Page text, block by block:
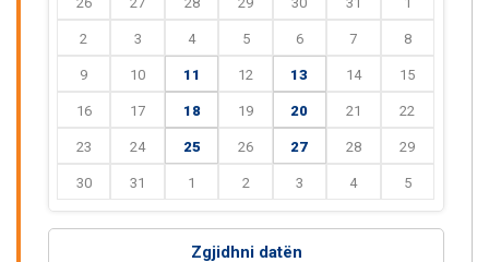
2 3 4 5 6 7 8
9 10 11 12 13 14 15
16 17 18 19 20 21 22
23 24 25 26 27 28 29
30 31 1 2 3 4 5
Zgjidhni datën